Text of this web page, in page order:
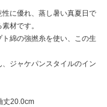
に優れ、蒸し暑い真夏日で
材です。
綿の強撚糸を使い、この生
ジャケパンスタイルのイン
丈20.0cm